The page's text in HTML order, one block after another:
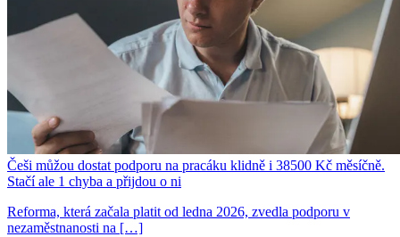
Češi můžou dostat podporu na pracáku klidně i 38500 Kč měsíčně.
Stačí ale 1 chyba a přijdou o ni
Reforma, která začala platit od ledna 2026, zvedla podporu v
nezaměstnanosti na […]